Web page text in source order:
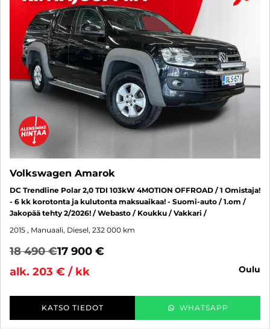
Volkswagen Amarok
DC Trendline Polar 2,0 TDI 103kW 4MOTION OFFROAD / 1 Omistaja!
- 6 kk korotonta ja kulutonta maksuaikaa! - Suomi-auto / 1.om /
Jakopää tehty 2/2026! / Webasto / Koukku / Vakkari /
2015 , Manuaali, Diesel, 232 000 km
18 490 €17 900 €
alk. 203 € / kk
oulu
KATSO TIEDOT WHATSAPP